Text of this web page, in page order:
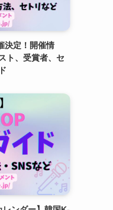
決定！開催情
ト、受賞者、セ